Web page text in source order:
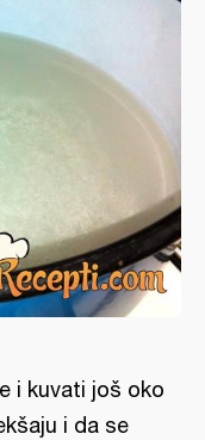
i kuvati još oko
i da se